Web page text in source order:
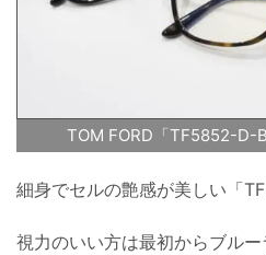
TOM FORD「TF5852-D-
細身でセルの艶感が美しい「
視力のいい方は最初からブル